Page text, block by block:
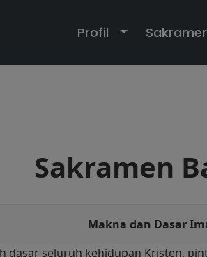
Toggle
Profil
Sakramen
Makna dan Dasar
dasar seluruh kehidupan Kristen,